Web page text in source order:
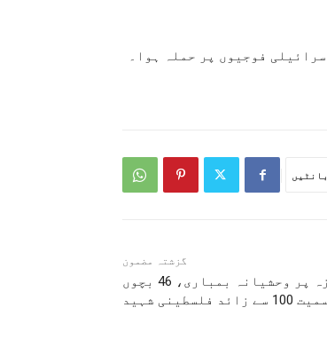
فوجیوں پر حملہ ہوا۔
بانٹیں
گزشتہ مضمون
اسرائیل کی غزہ پر وحشیانہ بمباری، 46 بچوں
سمیت 100 سے زائد فلسطینی شہید